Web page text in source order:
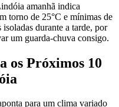
amanhã indica
torno de 25°C e mínimas de
durante a tarde, por
um guarda-chuva consigo.
os Próximos 10
para um clima variado